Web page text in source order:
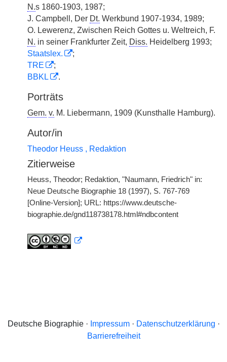
N.s 1860-1903, 1987;
J. Campbell, Der Dt. Werkbund 1907-1934, 1989;
O. Lewerenz, Zwischen Reich Gottes u. Weltreich, F.
N. in seiner Frankfurter Zeit, Diss. Heidelberg 1993;
Staatslex.
;
TRE
;
BBKL
.
Porträts
Gem. v. M. Liebermann, 1909 (Kunsthalle Hamburg).
Autor/in
Theodor Heuss , Redaktion
Zitierweise
Heuss, Theodor; Redaktion, "Naumann, Friedrich" in:
Neue Deutsche Biographie 18 (1997), S. 767-769
[Online-Version]; URL: https://www.deutsche-
biographie.de/gnd118738178.html#ndbcontent
Deutsche Biographie · Impressum· Datenschutzerklärung ·
Barrierefreiheit